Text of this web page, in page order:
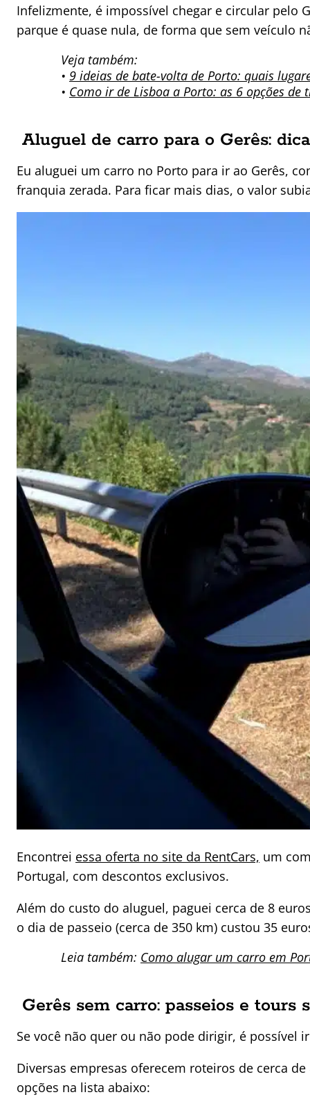
Infelizmente, é impossível chegar e circular pelo
parque é quase nula, de forma que sem veículo
Veja também:
• 9 ideias de bate-volta de Porto: quais
• Como ir de Lisboa a Porto: as 6 opções de
Aluguel de carro para o Gerês:
Eu aluguei um carro no Porto para ir ao Gerês,
franquia zerada. Para ficar mais dias, o valor
Encontrei essa oferta no site da RentCars, um
Portugal, com descontos exclusivos.
Além do custo do aluguel, paguei cerca de 8
o dia de passeio (cerca de 350 km) custou 35
Leia também: Como alugar um carro em
Gerês sem carro: passeios e tours
Se você não quer ou não pode dirigir, é possível
Diversas empresas oferecem roteiros de cerca
opções na lista abaixo: